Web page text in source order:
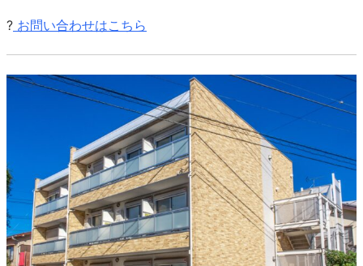
? お問い合わせはこちら